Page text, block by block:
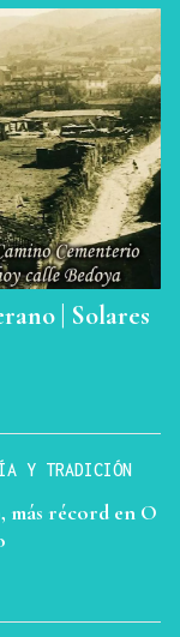
| Solares
Y TRADICIÓN
más récord en O